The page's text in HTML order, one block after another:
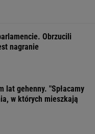
Obrzucili
nagranie
lat gehenny. "Spłacamy
w których mieszkają